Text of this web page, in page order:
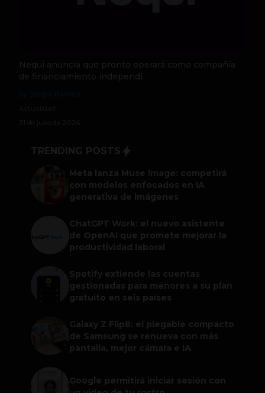
Nequi anuncia que pronto operará como compañía
de financiamiento independi
31 de julio de 2026
TRENDING POSTS
Meta lanza Muse Image: competirá
con modelos enfocados en IA
generativa de imágenes
ChatGPT Work: el nuevo asistente
de OpenAI que promete mejorar la
productividad laboral
Spotify extiende las cuentas
gestionadas para menores a su plan
gratuito en seis países
Galaxy Z Flip8: el plegable compacto
de Samsung se renueva con más
pantalla, mejor cámara e IA
Google permitirá iniciar sesión con